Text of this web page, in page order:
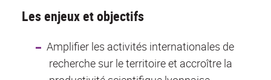
Les enjeux et objectifs
Amplifier les activités internationales de
recherche sur le territoire et accroître la